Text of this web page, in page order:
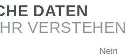
DATEN
VERSTEHEN
Nein